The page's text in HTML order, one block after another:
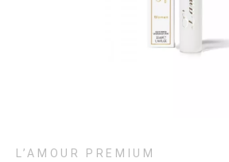
L’AMOUR PREMIUM